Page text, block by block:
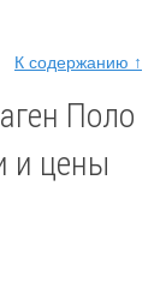
К содержанию ↑
Поло
и цены